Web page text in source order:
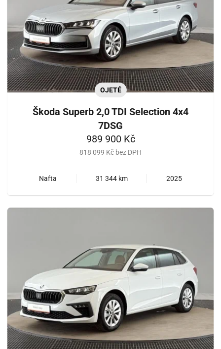
OJETÉ
Škoda Superb 2,0 TDI Selection 4x4
7DSG
989 900 Kč
818 099 Kč bez DPH
Nafta 31 344 km 2025